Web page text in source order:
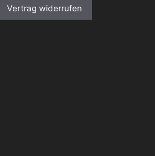
Vertrag widerrufen